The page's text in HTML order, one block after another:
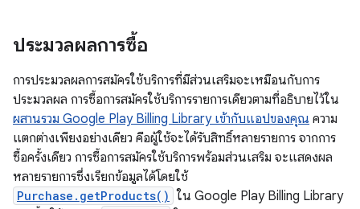
ประมวลผลการซื้อ
การประมวลผลการสมัครใช้บริการที่มีส่วนเสริมจะเหมือนกับการ
ประมวลผล การซื้อการสมัครใช้บริการรายการเดียวตามที่อธิบายไว้ใน
ผสานรวม Google Play Billing Library เข้ากับแอปของคุณ ความ
แตกต่างเพียงอย่างเดียว คือผู้ใช้จะได้รับสิทธิ์หลายรายการ จากการ
ซื้อครั้งเดียว การซื้อการสมัครใช้บริการพร้อมส่วนเสริม จะแสดงผล
หลายรายการซึ่งเรียกข้อมูลได้โดยใช้
Purchase.getProducts() ใน Google Play Billing Library